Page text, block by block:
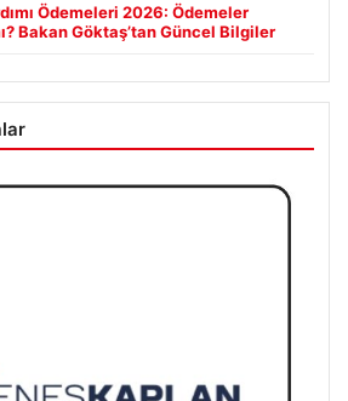
Ödemeleri 2026: Ödemeler
Bakan Göktaş’tan Güncel Bilgiler